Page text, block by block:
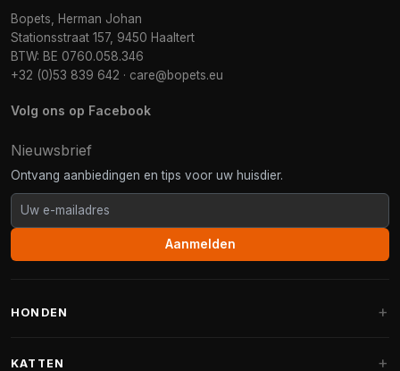
Bopets, Herman Johan
Stationsstraat 157, 9450 Haaltert
BTW: BE 0760.058.346
+32 (0)53 839 642 · care@bopets.eu
Volg ons op Facebook
Nieuwsbrief
Ontvang aanbiedingen en tips voor uw huisdier.
Aanmelden
HONDEN
KATTEN